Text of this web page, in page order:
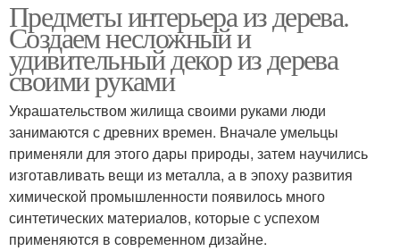
Предметы интерьера из дерева.
Создаем несложный и
удивительный декор из дерева
своими руками
Украшательством жилища своими руками люди
занимаются с древних времен. Вначале умельцы
применяли для этого дары природы, затем научились
изготавливать вещи из металла, а в эпоху развития
химической промышленности появилось много
синтетических материалов, которые с успехом
применяются в современном дизайне.